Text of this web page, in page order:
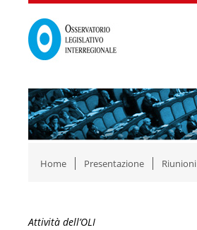
Home Presentazione Riunioni
Attività dell’OLI